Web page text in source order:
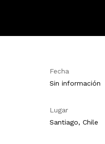
Fecha
Sin información
Lugar
Santiago, Chile